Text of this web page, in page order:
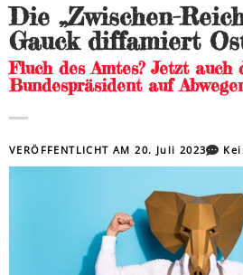
Die „Zwischen-
Gauck diffamiert
Fluch des Amtes? Jetzt auch
Bundespräsident auf
VERÖFFENTLICHT AM20. Juli 2023